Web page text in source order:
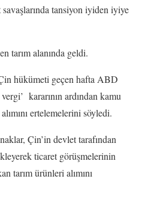
tansiyon iyiden iyiye
tarım alanında geldi.
hükümeti geçen hafta ABD
kararının ardından kamu
ertelemelerini söyledi.
Çin’in devlet tarafından
ticaret görüşmelerinin
tarım ürünleri alımını